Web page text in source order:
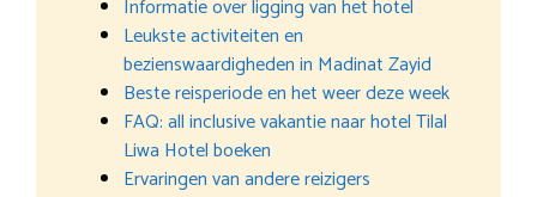
Informatie over ligging van het hotel
Leukste activiteiten en
bezienswaardigheden in Madinat Zayid
Beste reisperiode en het weer deze week
FAQ: all inclusive vakantie naar hotel Tilal
Liwa Hotel boeken
Ervaringen van andere reizigers